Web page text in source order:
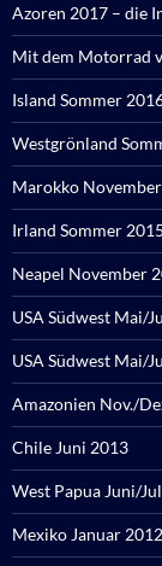
Azoren 2017 – die
Mit dem Motorrad
Island Sommer
Westgrönland
Marokko
Irland Sommer 2015
Neapel November
USA Südwest Mai/
USA Südwest Mai/
Amazonien Nov./
Chile Juni 2013
West Papua Juni/
Mexiko Januar 2012